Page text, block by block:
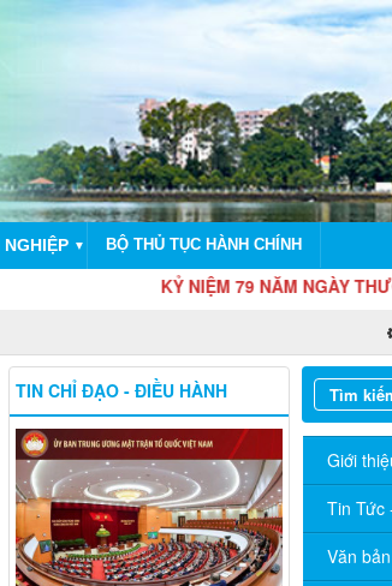
NGHIỆP ▼ BỘ THỦ TỤC HÀNH CHÍNH
KỶ NIỆM 79 NĂM NGÀY THƯƠNG
Giới
Tin Tức
Văn bản
TIN CHỈ ĐẠO - ĐIỀU HÀNH